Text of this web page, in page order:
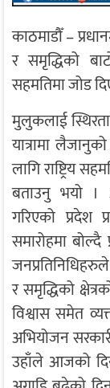
काठमाडौँ –
र समृद्धिको
सहमतिमा जोड
मुलुकलाई
यात्रामा
लागि राष्ट्रिय
बताउनु भयो ।
गरिएको प्रदेश
समारोहमा बोल्दै
र समृद्धिको
विश्वास समेत
अभियोजन
उहाँले आजको